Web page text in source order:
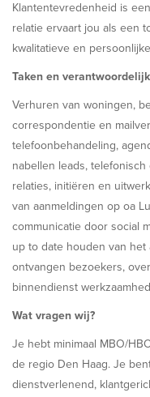
Klantentevredenheid is
relatie ervaart jou als een
kwalitatieve en
Taken en
Verhuren van woningen,
correspondentie en
telefoonbehandeling,
nabellen leads,
relaties, initiëren en
van aanmeldingen op oa
communicatie door social
up to date houden van
ontvangen bezoekers,
binnendienst
Wat vragen wij?
Je hebt minimaal MBO/
de regio Den Haag. Je
dienstverlenend,